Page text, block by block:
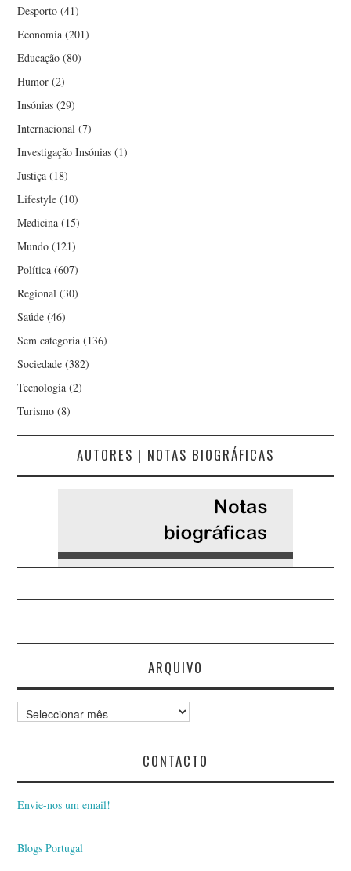
Desporto (41)
Economia (201)
Educação (80)
Humor (2)
Insónias (29)
Internacional (7)
Investigação Insónias (1)
Justiça (18)
Lifestyle (10)
Medicina (15)
Mundo (121)
Política (607)
Regional (30)
Saúde (46)
Sem categoria (136)
Sociedade (382)
Tecnologia (2)
Turismo (8)
AUTORES | NOTAS BIOGRÁFICAS
ARQUIVO
Arquivo
CONTACTO
Envie-nos um email!
Blogs Portugal